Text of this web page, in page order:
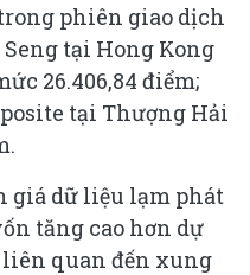
phiên giao dịch
tại Hong Kong
26.406,84 điểm;
tại Thượng Hải
giá dữ liệu lạm phát
tăng cao hơn dự
quan đến xung